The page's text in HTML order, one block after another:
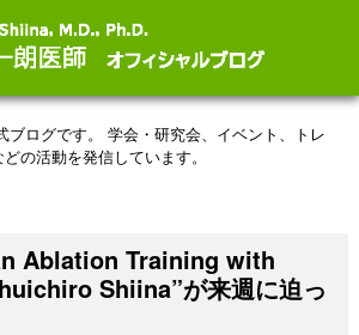
ログです。
学会・研究会、イベント、トレ
の活動を発信しています。
Ablation Training with
Shiina”が来週に迫っ